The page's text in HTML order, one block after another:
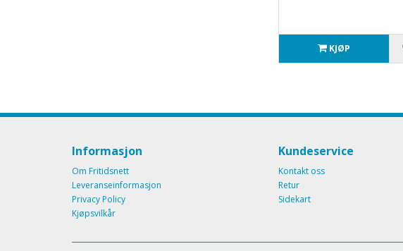
KJØP
Informasjon
Om Fritidsnett
Leveranseinformasjon
Privacy Policy
Kjøpsvilkår
Kundeservice
Kontakt oss
Retur
Sidekart